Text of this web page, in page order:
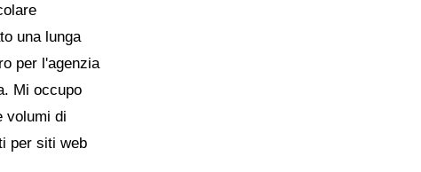
una lunga
per l'agenzia
Mi occupo
volumi di
per siti web